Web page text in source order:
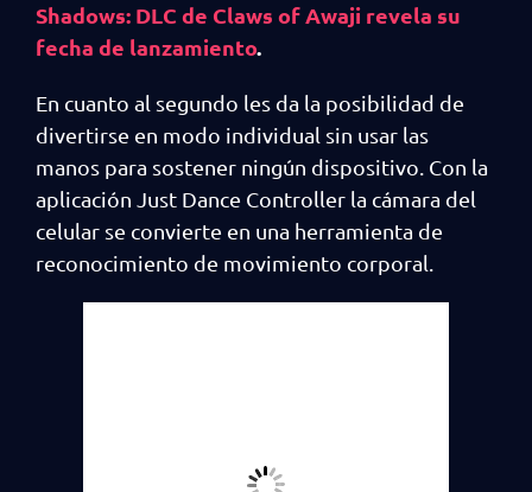
Shadows: DLC de Claws of Awaji revela su
fecha de lanzamiento.
En cuanto al segundo les da la posibilidad de
divertirse en modo individual sin usar las
manos para sostener ningún dispositivo. Con la
aplicación Just Dance Controller la cámara del
celular se convierte en una herramienta de
reconocimiento de movimiento corporal.